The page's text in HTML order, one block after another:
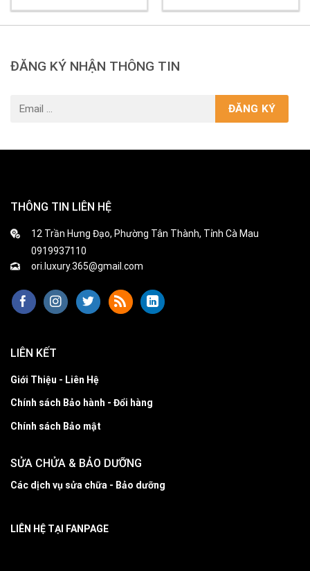
ĐĂNG KÝ NHẬN THÔNG TIN
THÔNG TIN LIÊN HỆ
12 Trần Hưng Đạo, Phường Tân Thành, Tỉnh Cà Mau
0919937110
ori.luxury.365@gmail.com
LIÊN KẾT
Giới Thiệu - Liên Hệ
Chính sách Bảo hành - Đổi hàng
Chính sách Bảo mật
SỬA CHỬA & BẢO DƯỠNG
Các dịch vụ sửa chữa - Bảo dưỡng
LIÊN HỆ TẠI FANPAGE